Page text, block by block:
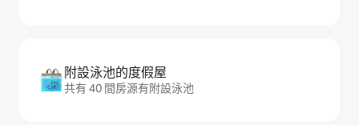
附設泳池的度假屋
共有 40 間房源有附設泳池